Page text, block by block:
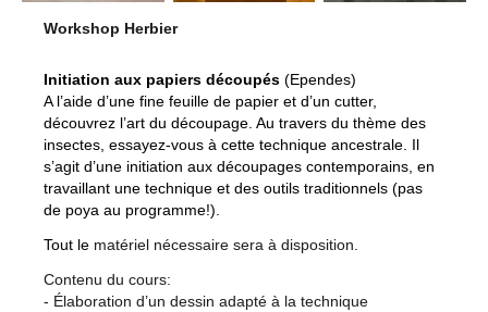
Workshop Herbier
Initiation aux papiers découpés (Ependes)
A l’aide d’une fine feuille de papier et d’un cutter,
découvrez l’art du découpage. Au travers du thème des
insectes, essayez-vous à cette technique ancestrale. Il
s’agit d’une initiation aux découpages contemporains, en
travaillant une technique et des outils traditionnels (pas
de poya au programme!).
Tout le matériel nécessaire sera à disposition.
Contenu du cours:
- Élaboration d’un dessin adapté à la technique